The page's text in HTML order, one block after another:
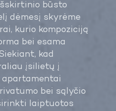
būsto
dėmesį skyrėme
kurio kompoziciją
bei esama
kad
įsilietų į
apartamentai
bei sąlyčio
laiptuotos